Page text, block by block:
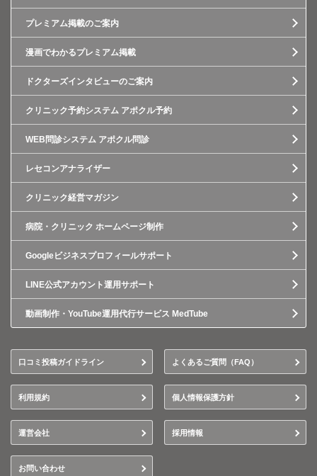
プレミアム掲載のご案内
漫画でわかるプレミアム掲載
ドクターズインタビューのご案内
クリニック予約システム アポクル予約
WEB問診システム アポクル問診
レセコンアナライザー
クリニック経営マガジン
病院・クリニック ホームページ制作
Googleビジネスプロフィールサポート
LINE公式アカウント運用サポート
動画制作・YouTube運用代行サービス MedTube
口コミ投稿ガイドライン よくあるご質問（FAQ）
利用規約 個人情報保護方針
運営会社 採用情報
お問い合わせ